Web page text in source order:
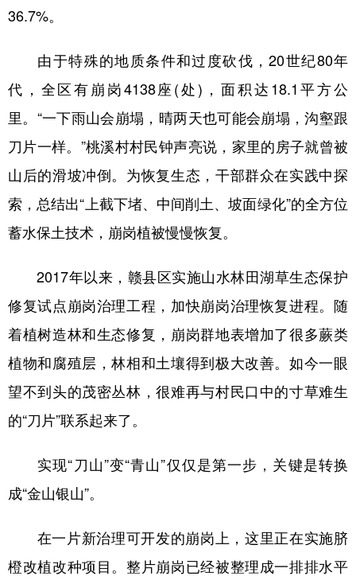
北京
辽宁 吉林 上海 江苏
浙江 安徽 福建 江西
山东 河南 湖北 湖南
陕西 甘肃 青海
English Español Français عربى
Русский язык 日本語 한국어
Deutsch Português
36.7%。
由于特殊的地质条件和过度砍伐，20世纪80年
代，全区有崩岗4138座(处)，面积达18.1平方公
里。“一下雨山会崩塌，晴两天也可能会崩塌，沟壑跟
刀片一样。”桃溪村村民钟声亮说，家里的房子就曾被
山后的滑坡冲倒。为恢复生态，干部群众在实践中探
索，总结出“上截下堵、中间削土、坡面绿化”的全方位
蓄水保土技术，崩岗植被慢慢恢复。
2017年以来，赣县区实施山水林田湖草生态保护
修复试点崩岗治理工程，加快崩岗治理恢复进程。随
着植树造林和生态修复，崩岗群地表增加了很多蕨类
植物和腐殖层，林相和土壤得到极大改善。如今一眼
望不到头的茂密丛林，很难再与村民口中的寸草难生
的“刀片”联系起来了。
实现“刀山”变“青山”仅仅是第一步，关键是转换
成“金山银山”。
在一片新治理可开发的崩岗上，这里正在实施脐
橙改植改种项目。整片崩岗已经被整理成一排排水平